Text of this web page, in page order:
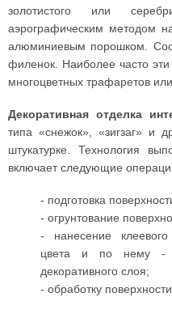
золотистого или
аэрографическим методом
алюминиевым порошком.
филенок. Наиболее часто
многоцветных трафаретов или
Декоративная отделка
типа «снежок», «зигзаг» и
штукатурке. Технология
включает следующие
- подготовка
- огрунтование
- нанесение
цвета и по нему -
декоративного слоя;
- обработку поверхности.